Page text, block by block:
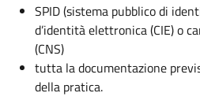
SPID (sistema pubblico di
d’identità elettronica (CIE) o
(CNS)
tutta la documentazione
della pratica.